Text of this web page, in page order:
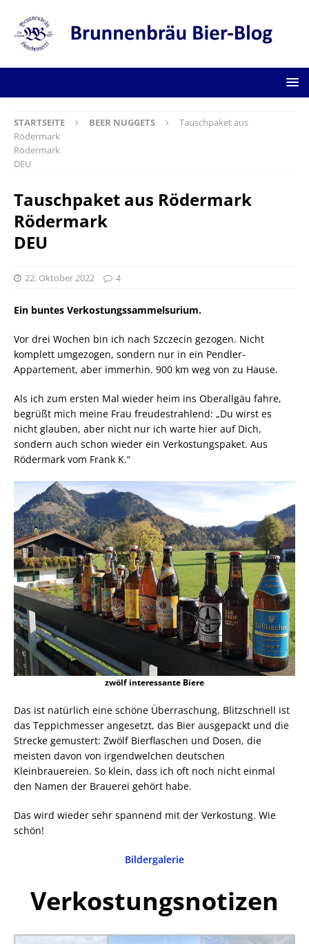
STARTSEITE BEER NUGGETS
Tauschpaket aus
Rödermark
Rödermark
DEU
Tauschpaket aus Rödermark
Rödermark
DEU
22. Oktober 2022 4
Ein buntes Verkostungssammelsurium.
Vor drei Wochen bin ich nach Szczecin gezogen. Nicht
komplett umgezogen, sondern nur in ein Pendler-
Appartement, aber immerhin. 900 km weg von zu Hause.
Als ich zum ersten Mal wieder heim ins Oberallgäu fahre,
begrüßt mich meine Frau freudestrahlend: „Du wirst es
nicht glauben, aber nicht nur ich warte hier auf Dich,
sondern auch schon wieder ein Verkostungspaket. Aus
Rödermark vom Frank K.“
zwölf interessante Biere
Das ist natürlich eine schöne Überraschung. Blitzschnell ist
das Teppichmesser angesetzt, das Bier ausgepackt und die
Strecke gemustert: Zwölf Bierflaschen und Dosen, die
meisten davon von irgendwelchen deutschen
Kleinbrauereien. So klein, dass ich oft noch nicht einmal
den Namen der Brauerei gehört habe.
Das wird wieder sehr spannend mit der Verkostung. Wie
schön!
Bildergalerie
Verkostungsnotizen